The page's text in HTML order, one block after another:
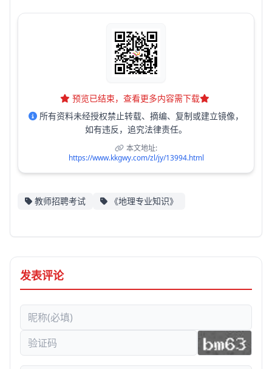
预览已结束，查看更多内容需下载
所有资料未经授权禁止转载、摘编、复制或建立镜像，
如有违反，追究法律责任。
本文地址:
https://www.kkgwy.com/zl/jy/13994.html
教师招聘考试 《地理专业知识》
发表评论